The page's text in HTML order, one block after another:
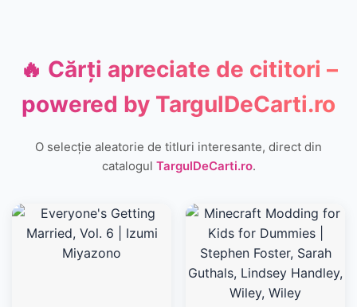
🔥 Cărți apreciate de cititori –
powered by TargulDeCarti.ro
O selecție aleatorie de titluri interesante, direct din
catalogul TargulDeCarti.ro.